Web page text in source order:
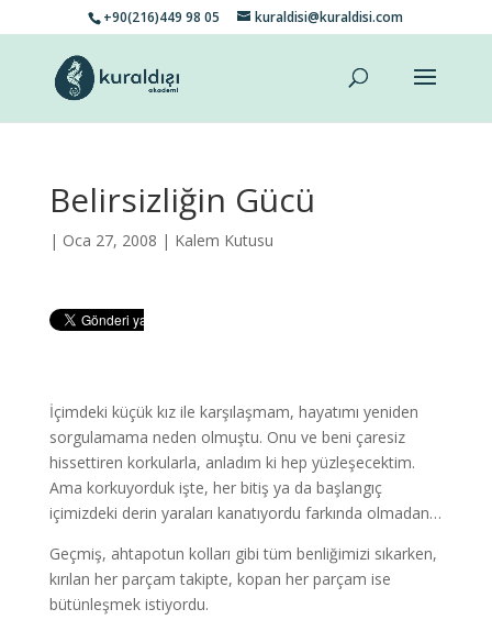
+90(216)449 98 05 kuraldisi@kuraldisi.com
Belirsizliğin Gücü
| Oca 27, 2008 | Kalem Kutusu
İçimdeki küçük kız ile karşılaşmam, hayatımı yeniden
sorgulamama neden olmuştu. Onu ve beni çaresiz
hissettiren korkularla, anladım ki hep yüzleşecektim.
Ama korkuyorduk işte, her bitiş ya da başlangıç
içimizdeki derin yaraları kanatıyordu farkında olmadan…
Geçmiş, ahtapotun kolları gibi tüm benliğimizi sıkarken,
kırılan her parçam takipte, kopan her parçam ise
bütünleşmek istiyordu.